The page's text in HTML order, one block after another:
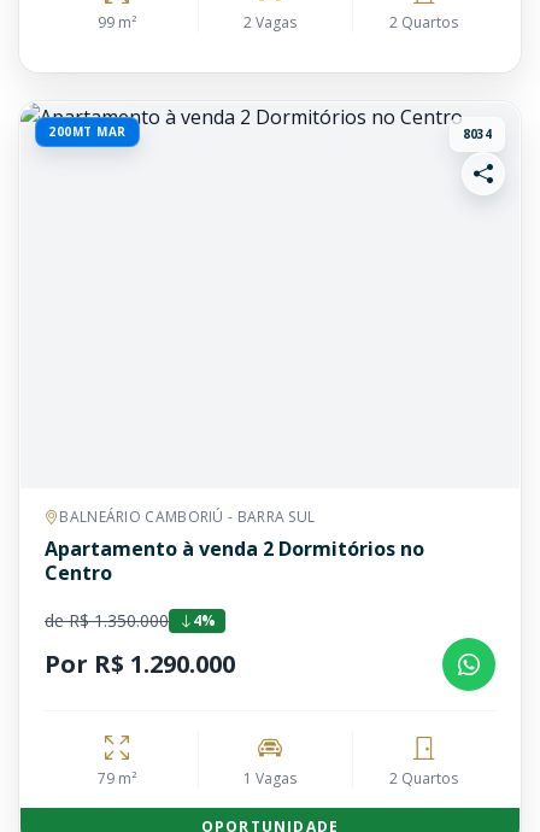
99 m² 2 Vagas 2 Quartos
200MT MAR 8034
BALNEÁRIO CAMBORIÚ - BARRA SUL
Apartamento à venda 2 Dormitórios no
Centro
de R$ 1.350.000 4%
Por R$ 1.290.000
79 m² 1 Vagas 2 Quartos
OPORTUNIDADE